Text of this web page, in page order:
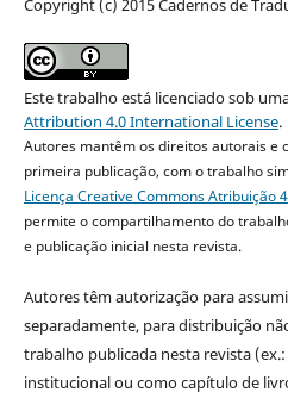
Copyright (c) 2015 Cadernos de
Este trabalho está licenciado sob
Attribution 4.0 International License.
Autores mantêm os direitos autorais e
primeira publicação, com o trabalho
Licença Creative Commons Atribuição
permite o compartilhamento do
e publicação inicial nesta revista.
Autores têm autorização para
separadamente, para distribuição
trabalho publicada nesta revista
institucional ou como capítulo de